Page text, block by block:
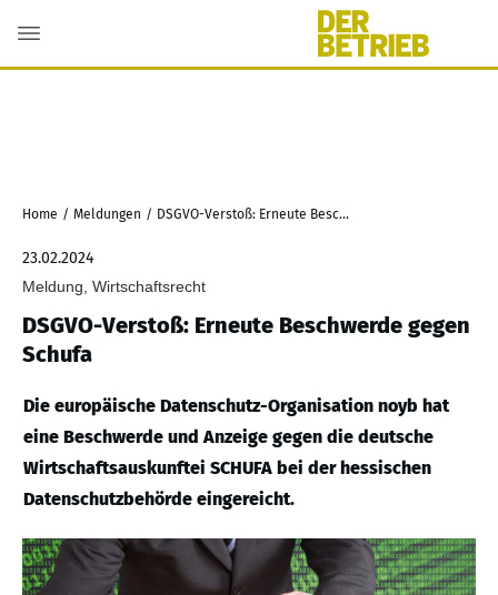
Home / Meldungen / DSGVO-Verstoß: Erneute Beschwerde gegen Schufa
23.02.2024
Meldung, Wirtschaftsrecht
DSGVO-Verstoß: Erneute Beschwerde gegen
Schufa
Die europäische Datenschutz-Organisation noyb hat
eine Beschwerde und Anzeige gegen die deutsche
Wirtschaftsauskunftei SCHUFA bei der hessischen
Datenschutzbehörde eingereicht.